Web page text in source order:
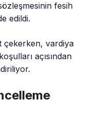
fesih
edildi.
çekerken, vardiya
açısından